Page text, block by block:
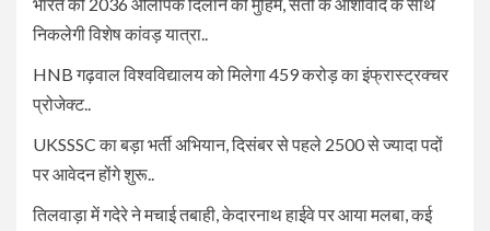
निकलेगी विशेष कांवड़ यात्रा..
HNB गढ़वाल विश्वविद्यालय को मिलेगा 459 करोड़ का इंफ्रास्ट्रक्चर
प्रोजेक्ट..
UKSSSC का बड़ा भर्ती अभियान, दिसंबर से पहले 2500 से ज्यादा पदों
पर आवेदन होंगे शुरू..
तिलवाड़ा में गदेरे ने मचाई तबाही, केदारनाथ हाईवे पर आया मलबा, कई